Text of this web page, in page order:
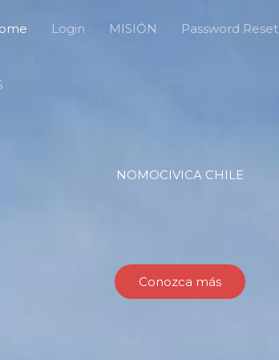
Login MISIÓN Password Reset
NOMOCIVICA CHILE
Conozca más